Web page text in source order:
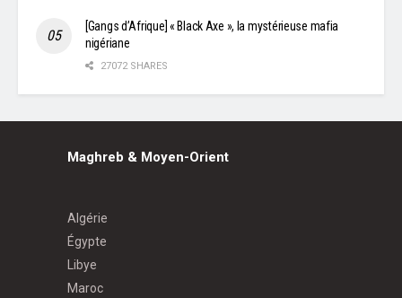
[Gangs d’Afrique] « Black Axe », la mystérieuse mafia
nigériane
27072 SHARES
Maghreb & Moyen-Orient
Algérie
Égypte
Libye
Maroc